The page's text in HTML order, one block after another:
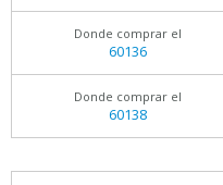
Donde comprar el
60136
Donde comprar el
60138